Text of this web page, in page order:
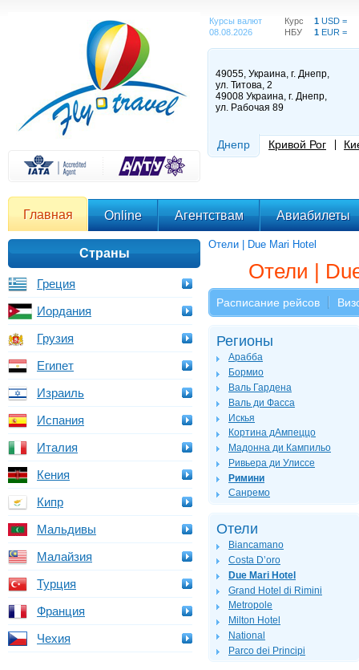
Курсы валют
08.08.2026
Курс
НБУ
1 USD =
1 EUR =
49055, Украина, г. Днепр,
ул. Титова, 2
49008 Украина, г. Днепр,
ул. Рабочая 89
Днепр Кривой Рог
Главная Online Агентствам Авиабилеты
Страны
Греция
Иордания
Грузия
Египет
Израиль
Испания
Италия
Кения
Кипр
Мальдивы
Малайзия
Турция
Франция
Чехия
Отели | Due Mari Hotel
Отели |
Расписание рейсов
Регионы
Арабба
Бормио
Валь Гардена
Валь ди Фасса
Искья
Кортина дАмпеццо
Мадонна ди Кампильо
Ривьера ди Улиссе
Римини
Санремо
Отели
Biancamano
Costa D’oro
Due Mari Hotel
Grand Hotel di Rimini
Metropole
Milton Hotel
National
Parco dei Principi